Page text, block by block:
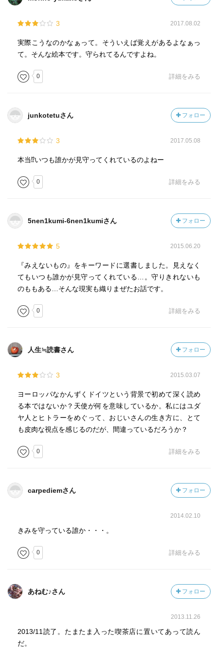
3 2017.08.02
実際こうなのかなぁって。そういえば覚えがあるよなぁっ
て。そんな絵本です。守られてるんですよね。
0 詳細をみる
junkotetuさん フォロー
3 2017.05.08
本当⁉️いつも誰かが見守ってくれているのよねー
0 詳細をみる
5nen1kumi-6nen1kumiさん フォロー
5 2015.06.20
『みえないもの』をキーワードに選書しました。見えなく
てもいつも誰かが見守ってくれている…。守りきれないも
のももある…そんな現実も織りまぜたお話です。
0 詳細をみる
人生≒読書さん フォロー
3 2015.03.07
ヨーロッパなかんずくドイツという背景で初めて深く読め
る本ではないか？天使が何を意味しているか。私にはユダ
ヤ人とヒトラーをめぐって、おじいさんの生き方に、とて
も皮肉な視点を感じるのだが、間違っているだろうか？
0 詳細をみる
carpediemさん フォロー
2014.02.10
きみを守っている誰か・・・。
0 詳細をみる
あねむ♪さん フォロー
2013.11.26
2013/11読了。たまたま入った喫茶店に置いてあって読ん
だ。